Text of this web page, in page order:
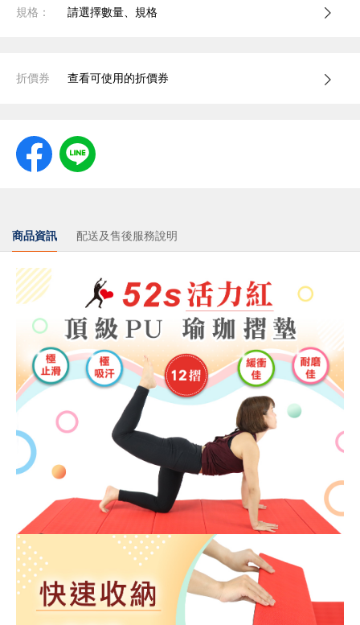
規格： 請選擇數量、規格
折價券 查看可使用的折價券
商品資訊 配送及售後服務說明